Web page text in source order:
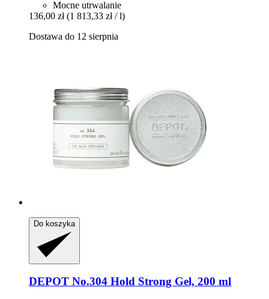
Mocne utrwalanie
136,00 zł (1 813,33 zł / l)
Dostawa do 12 sierpnia
Do koszyka
DEPOT No.304 Hold Strong Gel, 200 ml